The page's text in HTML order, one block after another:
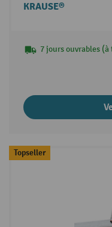
KRAUSE®
7 jours ouvrables
Topseller